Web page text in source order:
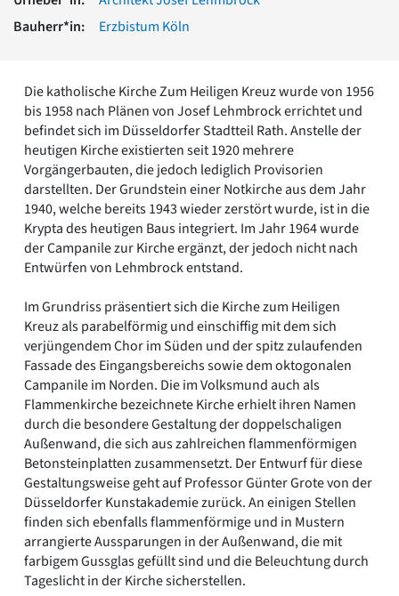
Vorromanik
Über baukunst-nrw
Fachbeirat
Freunde & Förderer
Kontakt
Impressum
Datenschutz
Suchbegriff eingeben
Bauherr*in:
Erzbistum Köln
Die katholische Kirche Zum Heiligen Kreuz wurde von 1956
bis 1958 nach Plänen von Josef Lehmbrock errichtet und
befindet sich im Düsseldorfer Stadtteil Rath. Anstelle der
heutigen Kirche existierten seit 1920 mehrere
Vorgängerbauten, die jedoch lediglich Provisorien
darstellten. Der Grundstein einer Notkirche aus dem Jahr
1940, welche bereits 1943 wieder zerstört wurde, ist in die
Krypta des heutigen Baus integriert. Im Jahr 1964 wurde
der Campanile zur Kirche ergänzt, der jedoch nicht nach
Entwürfen von Lehmbrock entstand.
Im Grundriss präsentiert sich die Kirche zum Heiligen
Kreuz als parabelförmig und einschiffig mit dem sich
verjüngendem Chor im Süden und der spitz zulaufenden
Fassade des Eingangsbereichs sowie dem oktogonalen
Campanile im Norden. Die im Volksmund auch als
Flammenkirche bezeichnete Kirche erhielt ihren Namen
durch die besondere Gestaltung der doppelschaligen
Außenwand, die sich aus zahlreichen flammenförmigen
Betonsteinplatten zusammensetzt. Der Entwurf für diese
Gestaltungsweise geht auf Professor Günter Grote von der
Düsseldorfer Kunstakademie zurück. An einigen Stellen
finden sich ebenfalls flammenförmige und in Mustern
arrangierte Aussparungen in der Außenwand, die mit
farbigem Gussglas gefüllt sind und die Beleuchtung durch
Tageslicht in der Kirche sicherstellen.